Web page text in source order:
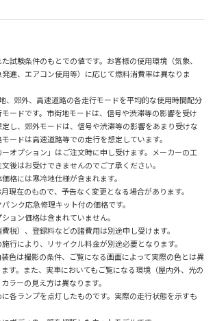
試験条件のもとでの値です。お客様の使用環境（気象、
進、エアコン使用等）に応じて燃料消費率は異なりま
、郊外、高速道路の各走行モードを平均的な使用時間配分
ードです。市街地モードは、信号や渋滞等の影響を受け
し、郊外モードは、信号や渋滞等の影響をあまり受けな
ードは高速道路等での走行を想定しています。
オプション」はご注文時に申し受けます。メーカーの工
後はお受けできませんのでご了承ください。
格には寒冷地仕様が含まれます。
現在のもので、予告なく変更となる場合があります。
ンク応急修理キット付の価格です。
ョン価格は含まれていません。
税）、登録料などの諸費用は別途申し受けます。
行により、リサイクル料金が別途必要となります。
色は撮影の条件、ご覧になる画面によって実際の色とは異
す。また、実車においてもご覧になる環境（屋内外、光の
ラーの見え方は異なります。
各ランプを点灯したものです。実際の走行状態を示すも